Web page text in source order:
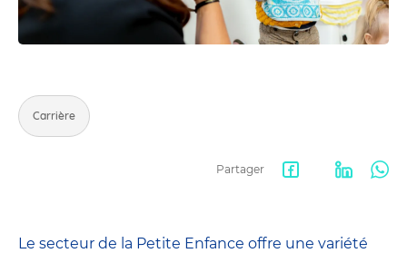
Carrière
Partager
Le secteur de la Petite Enfance offre une variété